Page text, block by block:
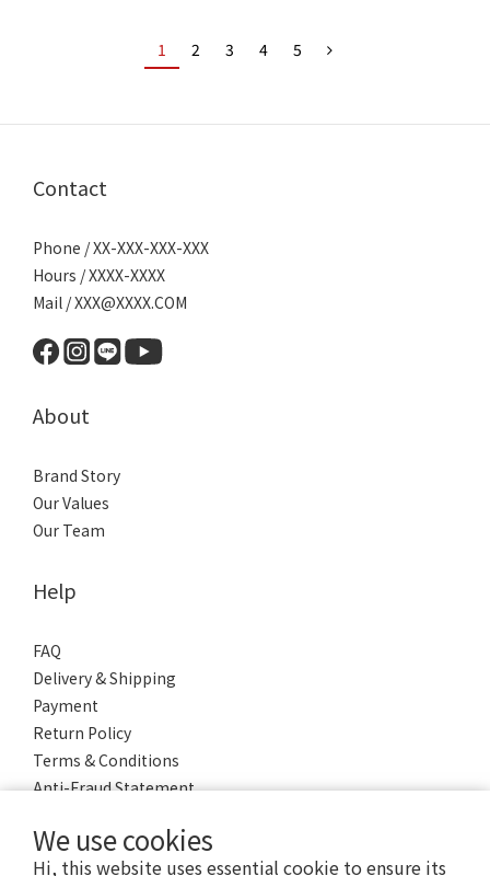
We use cookies
Hi, this website uses essential cookie to ensure its
1 2 3 4 5
Contact
Phone / XX-XXX-XXX-XXX
Hours / XXXX-XXXX
Mail / XXX@XXXX.COM
About
Brand Story
Our Values
Our Team
Help
FAQ
Delivery & Shipping
Payment
Return Policy
Terms & Conditions
Anti-Fraud Statement